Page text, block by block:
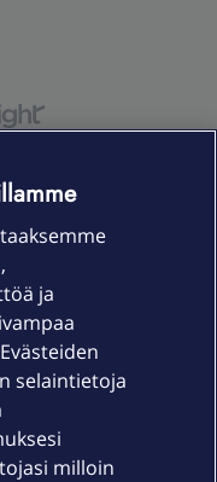
ja
selaintietoja
milloin